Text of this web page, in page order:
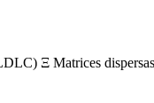
Ξ Matrices